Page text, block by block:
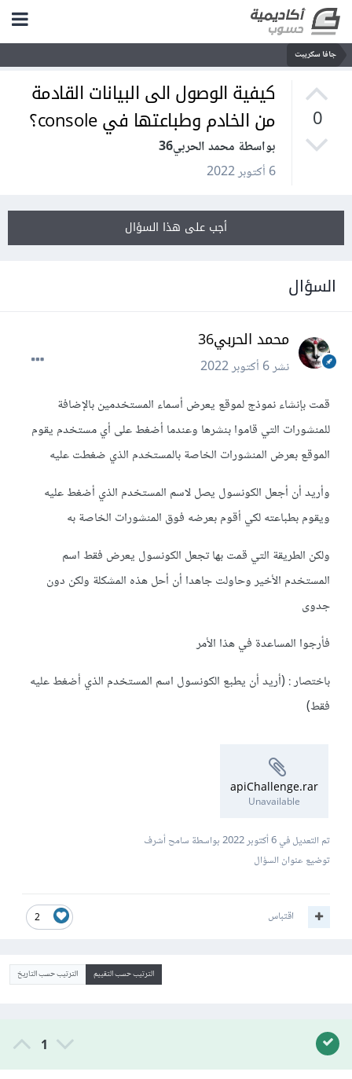
جافا سكريبت
0
كيفية الوصول الى البيانات القادمة
من الخادم وطباعتها في console؟
بواسطة محمد الحربي36
6 أكتوبر 2022
أجب على هذا السؤال
السؤال
محمد الحربي36
نشر6 أكتوبر 2022
قمت بإنشاء نموذج لموقع يعرض أسماء المستخدمين بالإضافة
للمنشورات التي قاموا بنشرها وعندما أضغط على أي مستخدم يقوم
الموقع بعرض المنشورات الخاصة بالمستخدم الذي ضغطت عليه
وأريد أن أجعل الكونسول يصل لاسم المستخدم الذي أضغط عليه
ويقوم بطباعته لكي أقوم بعرضه فوق المنشورات الخاصة به
ولكن الطريقة التي قمت بها تجعل الكونسول يعرض فقط اسم
المستخدم الأخير وحاولت جاهدا أن أحل هذه المشكلة ولكن دون
جدوى
فأرجوا المساعدة في هذا الأمر
باختصار : (أريد أن يطبع الكونسول اسم المستخدم الذي أضغط عليه
فقط)
apiChallenge.rar
Unavailable
تم التعديل في6 أكتوبر 2022
بواسطة سامح أشرف
توضيع عنوان السؤال
2 اقتباس
الترتيب حسب التقييم الترتيب حسب التاريخ
1